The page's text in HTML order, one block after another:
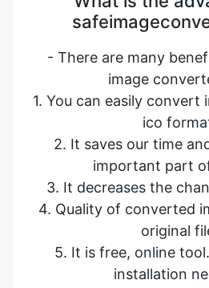
image
1. You can easily convert
ico
2. It saves our time
important part
3. It decreases the
4. Quality of converted
original
5. It is free, online
installation
6. Safe and
7. It takes no time to